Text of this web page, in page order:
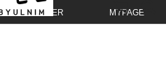
ORDER MYPAGE